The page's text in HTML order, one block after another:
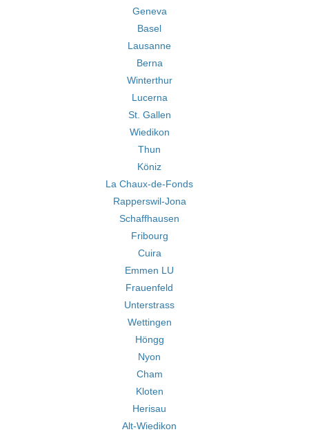
Geneva
Basel
Lausanne
Berna
Winterthur
Lucerna
St. Gallen
Wiedikon
Thun
Köniz
La Chaux-de-Fonds
Rapperswil-Jona
Schaffhausen
Fribourg
Cuira
Emmen LU
Frauenfeld
Unterstrass
Wettingen
Höngg
Nyon
Cham
Kloten
Herisau
Alt-Wiedikon